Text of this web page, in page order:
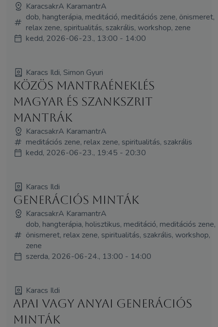
KaracsakrA KaramantrA
dob, hangterápia, meditáció, meditációs zene, önismeret,
relax zene, spiritualitás, szakrális, workshop, zene
kedd, 2026-06-23., 13:00 - 14:00
Karacs Ildi, Simon Gyuri
Közös mantraéneklés
magyar és szankszrit
mantrák
KaracsakrA KaramantrA
meditációs zene, relax zene, spiritualitás, szakrális
kedd, 2026-06-23., 19:45 - 20:30
Karacs Ildi
Generációs minták
KaracsakrA KaramantrA
dob, hangterápia, holisztikus, meditáció, meditációs zene,
önismeret, relax zene, spiritualitás, szakrális, workshop,
zene
szerda, 2026-06-24., 13:00 - 14:00
Karacs Ildi
Apai vagy anyai generációs
minták